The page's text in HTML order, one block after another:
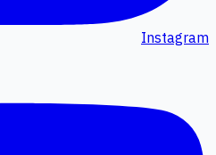
Instagram